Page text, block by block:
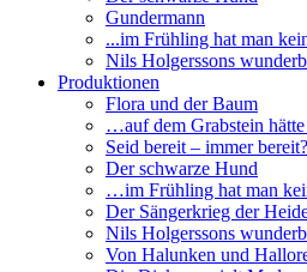
Gundermann
...im Frühling hat man
Nils Holgerssons
Produktionen
Flora und der Baum
…auf dem Grabstein
Seid bereit – immer bereit?
Der schwarze Hund
…im Frühling hat man
Der Sängerkrieg der
Nils Holgerssons
Von Halunken und